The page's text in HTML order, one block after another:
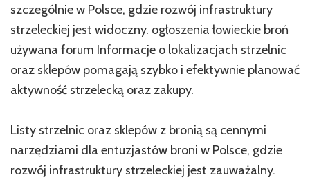
szczególnie w Polsce, gdzie rozwój infrastruktury
strzeleckiej jest widoczny. ogłoszenia łowieckie broń
używana forum Informacje o lokalizacjach strzelnic
oraz sklepów pomagają szybko i efektywnie planować
aktywność strzelecką oraz zakupy.
Listy strzelnic oraz sklepów z bronią są cennymi
narzędziami dla entuzjastów broni w Polsce, gdzie
rozwój infrastruktury strzeleckiej jest zauważalny.